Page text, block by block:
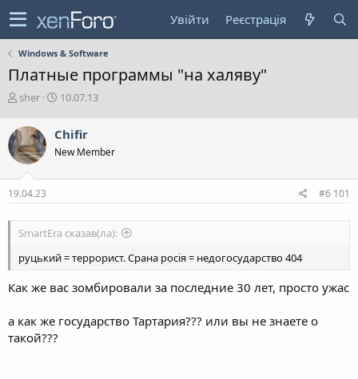
Увійти Реєстрація
Windows & Software
Платные программы "на халяву"
А
т
о
р
т
е
м
sher
Д
а
с
в
н
н
10.07.13
Chifir
New Member
19.04.23 #6 101
SmartEra сказав(ла):
руцький = террорист. Срана росія = недогосударство 404
Как же вас зомбировали за последние 30 лет, просто ужас
а как же государство Тартария??? или вы не знаете о
такой???